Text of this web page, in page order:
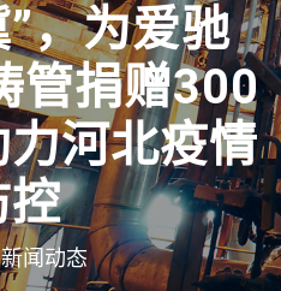
，为爱驰
管捐赠300
河北疫情
控
新闻动态